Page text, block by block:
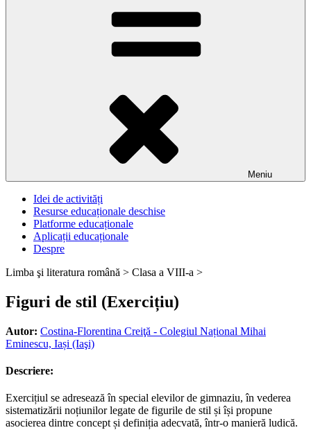
Meniu
Idei de activități
Resurse educaționale deschise
Platforme educaționale
Aplicații educaționale
Despre
Limba şi literatura română > Clasa a VIII-a >
Figuri de stil (Exercițiu)
Autor: Costina-Florentina Creiţă - Colegiul Național Mihai
Eminescu, Iași (Iaşi)
Descriere:
Exercițiul se adresează în special elevilor de gimnaziu, în vederea
sistematizării noțiunilor legate de figurile de stil și își propune
asocierea dintre concept și definiția adecvată, într-o manieră ludică.